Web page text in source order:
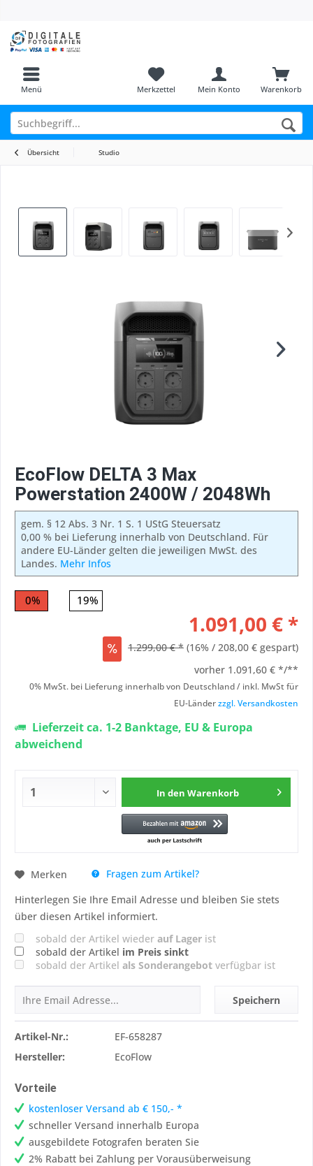
Menü Warenkorb
Merkzettel Mein Konto
Übersicht Studio
EcoFlow DELTA 3 Max
Powerstation 2400W / 2048Wh
gem. § 12 Abs. 3 Nr. 1 S. 1 UStG Steuersatz
0,00 % bei Lieferung innerhalb von Deutschland. Für
andere EU-Länder gelten die jeweiligen MwSt. des
Landes. Mehr Infos
0% 19%
1.091,00 € *
1.299,00 € * (16% / 208,00 € gespart)
vorher 1.091,60 € */**
0% MwSt. bei Lieferung innerhalb von Deutschland / inkl. MwSt für
EU-Länderzzgl. Versandkosten
Lieferzeit ca. 1-2 Banktage, EU & Europa
abweichend
In den Warenkorb
Merken
Fragen zum Artikel?
Hinterlegen Sie Ihre Email Adresse und bleiben Sie stets
über diesen Artikel informiert.
sobald der Artikel wieder auf Lager ist
sobald der Artikel im Preis sinkt
sobald der Artikel als Sonderangebot verfügbar ist
Speichern
Artikel-Nr.:
EF-658287
Hersteller:
EcoFlow
Vorteile
kostenloser Versand ab € 150,- *
schneller Versand innerhalb Europa
ausgebildete Fotografen beraten Sie
2% Rabatt bei Zahlung per Vorausüberweisung